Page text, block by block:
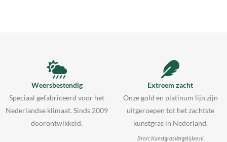
Weersbestendig
Speciaal gefabriceerd voor het
Nederlandse klimaat. Sinds 2009
doorontwikkeld.
Extreem zacht
Onze gold en platinum lijn zijn
uitgeroepen tot het zachtste
kunstgras in Nederland.
Bron: KunstgrasVergelijker.nl